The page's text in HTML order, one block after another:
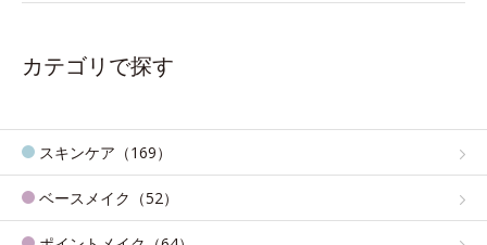
カテゴリで探す
スキンケア（169）
ベースメイク（52）